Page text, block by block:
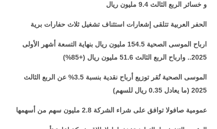
و خسائر الربع الثالث 9.4 مليون ريال
الحفر العربية تتلقى إشعارات استئناف تشغيل ثلاث حفارات برية
ارباح الموسى الصحية 154.5 مليون ريال بنهاية التسعة أشهر الأولى
2025.. وارباح الربع الثالث 51.6 مليون ريال (+85%)
الموسى الصحية تُقر توزيع أرباح نقدية بنسبة 3.5% عن الربع الثالث
2025 (ما يعادل 0.35 ريال للسهم)
عمومية صافولا توافق على شراء الشركة 2.8 مليون سهم من أسهمها